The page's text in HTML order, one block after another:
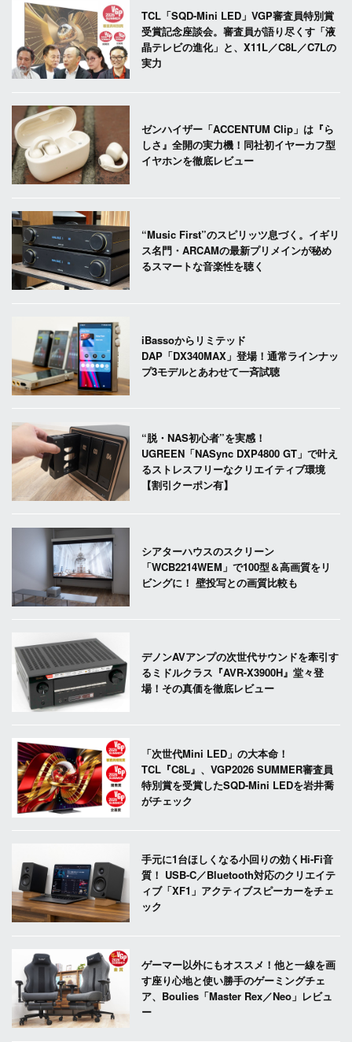
TCL「SQD-Mini LED」VGP審査員特別賞
受賞記念座談会。審査員が語り尽くす「液
晶テレビの進化」と、X11L／C8L／C7Lの
実力
ゼンハイザー「ACCENTUM Clip」は『ら
しさ』全開の実力機！同社初イヤーカフ型
イヤホンを徹底レビュー
“Music First”のスピリッツ息づく。イギリ
ス名門・ARCAMの最新プリメインが秘め
るスマートな音楽性を聴く
iBassoからリミテッド
DAP「DX340MAX」登場！通常ラインナッ
プ3モデルとあわせて一斉試聴
“脱・NAS初心者”を実感！
UGREEN「NASync DXP4800 GT」で叶え
るストレスフリーなクリエイティブ環境
【割引クーポン有】
シアターハウスのスクリーン
「WCB2214WEM」で100型＆高画質をリ
ビングに！ 壁投写との画質比較も
デノンAVアンプの次世代サウンドを牽引す
るミドルクラス『AVR-X3900H』堂々登
場！その真価を徹底レビュー
「次世代Mini LED」の大本命！
TCL『C8L』、VGP2026 SUMMER審査員
特別賞を受賞したSQD-Mini LEDを岩井喬
がチェック
手元に1台ほしくなる小回りの効くHi-Fi音
質！ USB-C／Bluetooth対応のクリエイテ
ィブ「XF1」アクティブスピーカーをチェ
ック
ゲーマー以外にもオススメ！他と一線を画
す座り心地と使い勝手のゲーミングチェ
ア、Boulies「Master Rex／Neo」レビュ
ー